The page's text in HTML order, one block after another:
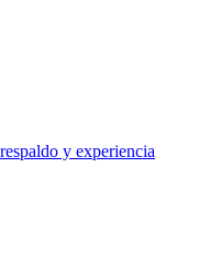
y experiencia